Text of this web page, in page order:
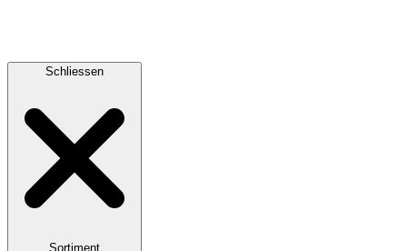
Schliessen
Sortiment